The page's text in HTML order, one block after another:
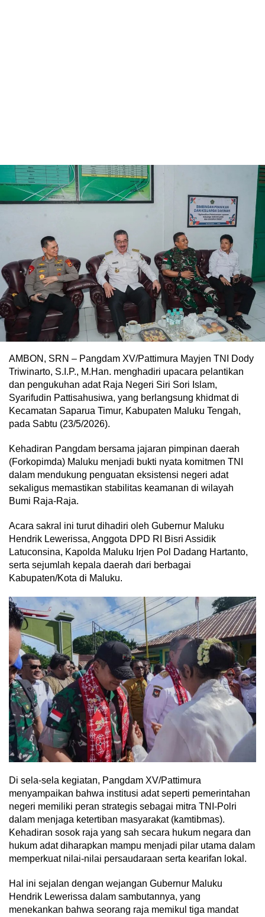
AMBON, SRN – Pangdam XV/Pattimura Mayjen TNI Dody
Triwinarto, S.I.P., M.Han. menghadiri upacara pelantikan
dan pengukuhan adat Raja Negeri Siri Sori Islam,
Syarifudin Pattisahusiwa, yang berlangsung khidmat di
Kecamatan Saparua Timur, Kabupaten Maluku Tengah,
pada Sabtu (23/5/2026).
Kehadiran Pangdam bersama jajaran pimpinan daerah
(Forkopimda) Maluku menjadi bukti nyata komitmen TNI
dalam mendukung penguatan eksistensi negeri adat
sekaligus memastikan stabilitas keamanan di wilayah
Bumi Raja-Raja.
Acara sakral ini turut dihadiri oleh Gubernur Maluku
Hendrik Lewerissa, Anggota DPD RI Bisri Assidik
Latuconsina, Kapolda Maluku Irjen Pol Dadang Hartanto,
serta sejumlah kepala daerah dari berbagai
Kabupaten/Kota di Maluku.
Di sela-sela kegiatan, Pangdam XV/Pattimura
menyampaikan bahwa institusi adat seperti pemerintahan
negeri memiliki peran strategis sebagai mitra TNI-Polri
dalam menjaga ketertiban masyarakat (kamtibmas).
Kehadiran sosok raja yang sah secara hukum negara dan
hukum adat diharapkan mampu menjadi pilar utama dalam
memperkuat nilai-nilai persaudaraan serta kearifan lokal.
Hal ini sejalan dengan wejangan Gubernur Maluku
Hendrik Lewerissa dalam sambutannya, yang
menekankan bahwa seorang raja memikul tiga mandat